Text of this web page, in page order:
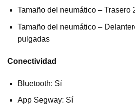
Tamaño del neumático – Trasero
Tamaño del neumático –
pulgadas
Conectividad
Bluetooth: Sí
App Segway: Sí